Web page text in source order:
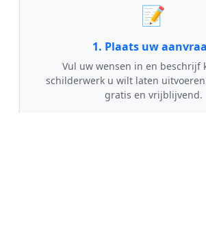
📝
1. Plaats uw
Vul uw wensen in en beschrijf
schilderwerk u wilt laten
gratis en vrijblijvend.